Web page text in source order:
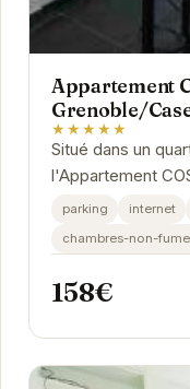
Appartement
Grenoble/
★★★★★
Situé dans un
l'Appartement
spacieux et
parking internet
chambres-non-
158€